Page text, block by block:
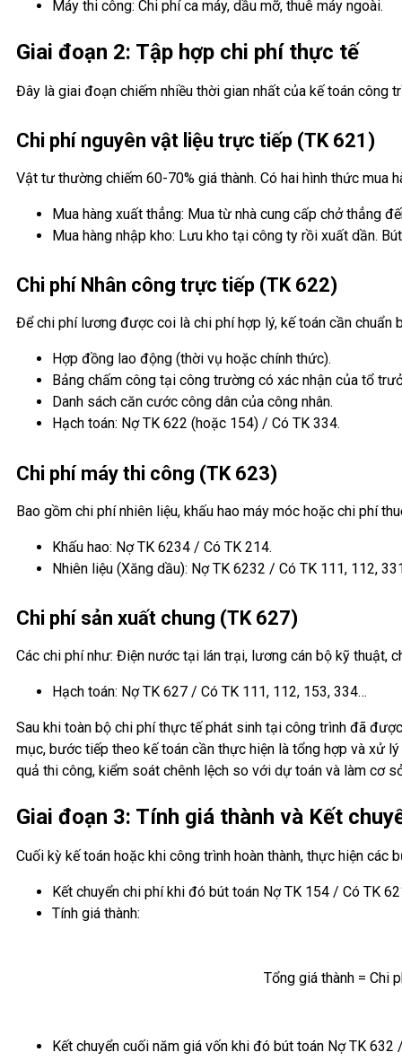
Máy thi công: Chi phí ca máy, dầu mỡ, thuê máy ngoài.
Giai đoạn 2: Tập hợp chi phí thực tế
Đây là giai đoạn chiếm nhiều thời gian nhất của kế toán công
Chi phí nguyên vật liệu trực tiếp (TK 621)
Vật tư thường chiếm 60-70% giá thành. Có hai hình thức mua
Mua hàng xuất thẳng: Mua từ nhà cung cấp chở thẳng
Mua hàng nhập kho: Lưu kho tại công ty rồi xuất dần.
Chi phí Nhân công trực tiếp (TK 622)
Để chi phí lương được coi là chi phí hợp lý, kế toán cần chuẩn
Hợp đồng lao động (thời vụ hoặc chính thức).
Bảng chấm công tại công trường có xác nhận của tổ
Danh sách căn cước công dân của công nhân.
Hạch toán: Nợ TK 622 (hoặc 154) / Có TK 334.
Chi phí máy thi công (TK 623)
Bao gồm chi phí nhiên liệu, khấu hao máy móc hoặc chi phí
Khấu hao: Nợ TK 6234 / Có TK 214.
Nhiên liệu (Xăng dầu): Nợ TK 6232 / Có TK 111, 112,
Chi phí sản xuất chung (TK 627)
Các chi phí như: Điện nước tại lán trại, lương cán bộ kỹ thuật,
Hạch toán: Nợ TK 627 / Có TK 111, 112, 153, 334…
Sau khi toàn bộ chi phí thực tế phát sinh tại công trình đã
mục, bước tiếp theo kế toán cần thực hiện là tổng hợp và xử
quả thi công, kiểm soát chênh lệch so với dự toán và làm cơ
Giai đoạn 3: Tính giá thành và Kết
Cuối kỳ kế toán hoặc khi công trình hoàn thành, thực hiện các
Kết chuyển chi phí khi đó bút toán Nợ TK 154 / Có TK
Tính giá thành:
Tổng giá thành = Chi
Kết chuyển cuối năm giá vốn khi đó bút toán Nợ TK 632